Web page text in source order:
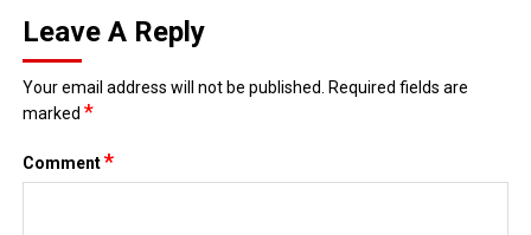
Leave A Reply
Your email address will not be published.
Required fields are
marked*
Comment*